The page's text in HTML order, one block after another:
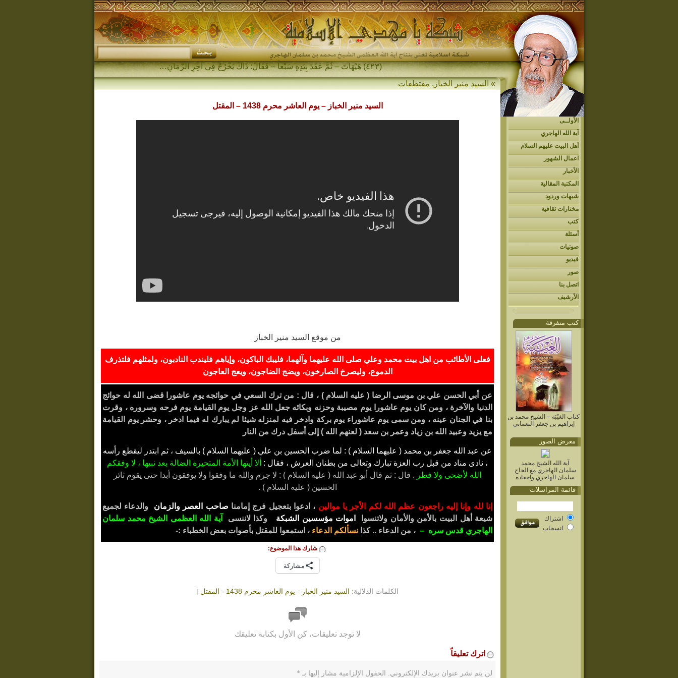
(٤٢٣) هَيْهَاتَ – ثُمَّ عَقَدَ بِيَدِهِ سَبْعاً – فَقَالَ: ذَاكَ يَخْرُجُ فِي آخِرِ الزَّمَانِ…
الأولــى
آية الله الهاجري
أهل البيت عليهم السلام
اعمال الشهور
الأخبار
المكتبة المقالية
شبهات وردود
مختارات ثقافية
كتب
أسئلة
صوتيات
فيديو
صور
اتصل بنا
الأرشيف
كتب متفرقة
كتاب الغيْبَة – الشيخ محمد بن
إبراهيم بن جعفر النعماني
معرض الصور
آية الله الشيخ محمد
سلمان الهاجري مع الحاج
سلمان الهاجري واحفاده
قائمة المراسلات
اشتراك
انسحاب
»السيد منير الخباز,مقتطفات
السيد منير الخباز – يوم العاشر محرم 1438 – المقتل
من موقع السيد منير الخباز
فعلى الأطائب من اهل بيت محمد وعلي صلى الله عليهما وآلهما، فليبك الباكون، وإياهم فليندب النادبون، ولمثلهم فلتذرف
الدموع، وليصرخ الصارخون، ويضج الضاجون، ويعج العاجون
عن أبي الحسن علي بن موسى الرضا ( عليه السلام ) ، قال : من ترك السعي في حوائجه يوم عاشورا قضى الله له حوائج
الدنيا والآخرة ، ومن كان يوم عاشورا يوم مصيبة وحزنه وبكائه جعل الله عز وجل يوم القيامة يوم فرحه وسروره ، وقرت
بنا في الجنان عينه ، ومن سمى يوم عاشوراء يوم بركة وادخر فيه لمنزله شيئا لم يبارك له فيما ادخر ، وحشر يوم القيامة
مع يزيد وعبيد الله بن زياد وعمر بن سعد ( لعنهم الله ) إلى أسفل درك من النار
عن عبد الله جعفر بن محمد ( عليهما السلام ) : لما ضرب الحسين بن علي ( عليهما السلام ) بالسيف ، ثم ابتدر ليقطع رأسه
، نادى مناد من قبل رب العزة تبارك وتعالى من بطنان العرش ، فقال : ألا أيتها الأمة المتحيرة الضالة بعد نبيها ، لا وفقكم
الله لأضحى ولا فطر . قال : ثم قال أبو عبد الله ( عليه السلام ) : لا جرم والله ما وفقوا ولا يوفقون أبدا حتى يقوم ثائر
الحسين ( عليه السلام ) .
إنا لله وإنا إليه راجعون عظم الله لكم الأجر يا موالين ، ادعوا بتعجيل فرج إمامنا صاحب العصر والزمان والدعاء لجميع
شيعة أهل البيت بالأمن والأمان ولاتنسوا
اموات مؤسسين الشبكة وكذا لاننسى
آية الله العظمى الشيخ محمد سلمان
الهاجري قدس سره – ، من الدعاء .. كذا نسألكم الدعاء ، استمعوا للمقتل بأصوات بعض الخطباء :-
شارك هذا الموضوع:
مشاركة
الكلمات الدلالية: السيد منير الخباز - يوم العاشر محرم 1438 - المقتل |
لا توجد تعليقات، كن الأول بكتابة تعليقك
اترك تعليقاً
لن يتم نشر عنوان بريدك الإلكتروني. الحقول الإلزامية مشار إليها بـ *